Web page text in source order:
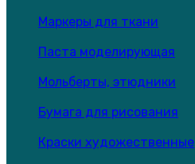
Маркеры для ткани
Паста моделирующая
Мольберты, этюдники
Бумага для рисования
Краски художественные